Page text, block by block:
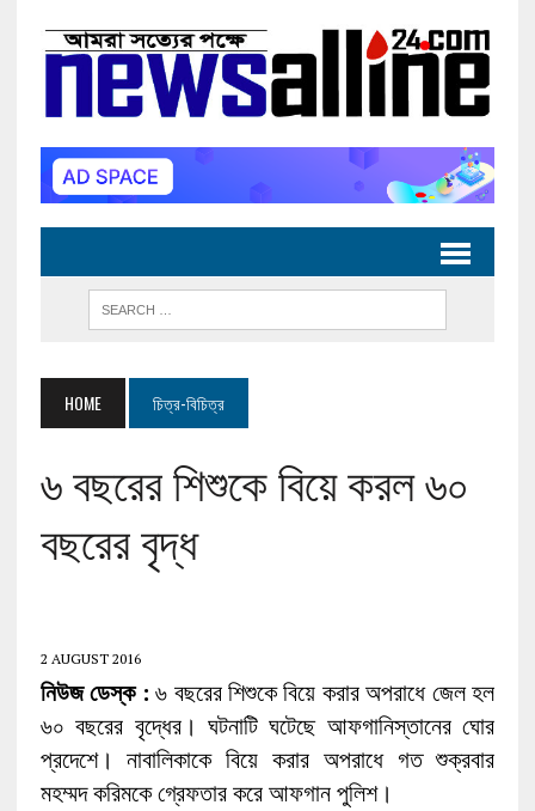
HOME চিত্র-বিচিত্র
৬ বছরের শিশুকে বিয়ে করল ৬০
বছরের বৃদ্ধ
2 AUGUST 2016
নিউজডেস্ক : ৬ বছরের শিশুকে বিয়ে করার অপরাধে জেল হল
৬০ বছরের বৃদ্ধের। ঘটনাটি ঘটেছে আফগানিস্তানের ঘোর
প্রদেশে। নাবালিকাকে বিয়ে করার অপরাধে গত শুক্রবার
মহম্মদ করিমকে গ্রেফতার করে আফগান পুলিশ।